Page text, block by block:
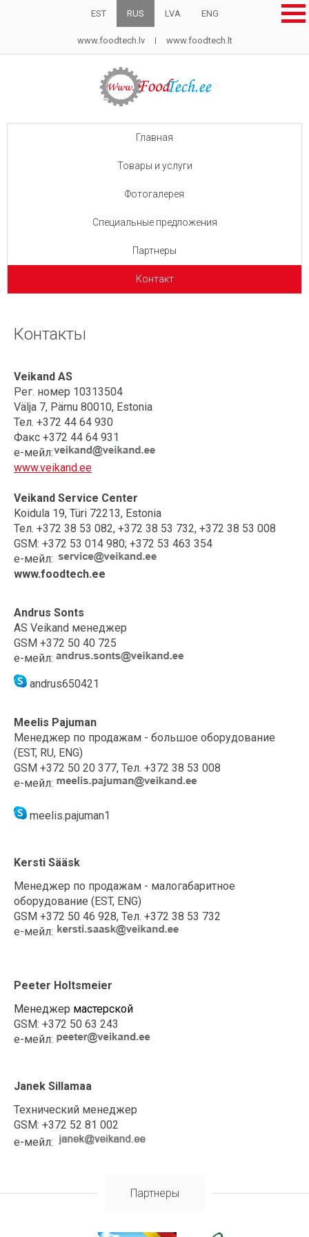
EST RUS LVA ENG
www.foodtech.lv www.foodtech.lt
Главная
Товары и услуги
Фотогалерея
Специальные предложения
Партнеры
Контакт
Контакты
Veikand AS
Рег. номер 10313504
Välja 7, Pärnu 80010, Estonia
Тел. +372 44 64 930
Факс +372 44 64 931
е-мейл:
www.veikand.ee
Veikand Service Center
Koidula 19, Türi 72213, Estonia
Тел. +372 38 53 082, +372 38 53 732, +372 38 53 008
GSM: +372 53 014 980; +372 53 463 354
е-мейл:
www.foodtech.ee
Andrus Sonts
AS Veikand менеджер
GSM +372 50 40 725
е-мейл:
andrus650421
Meelis Pajuman
Менеджер по продажам - большое оборудование
(EST, RU, ENG)
GSM +372 50 20 377, Тел. +372 38 53 008
е-мейл:
meelis.pajuman1
Kersti Sääsk
Менеджер по продажам - малогабаритное
оборудование (EST, ENG)
GSM +372 50 46 928, Тел. +372 38 53 732
е-мейл:
Peeter Holtsmeier
Менеджер мастерской
GSM: +372 50 63 243
е-мейл:
Janek Sillamaa
Технический менеджер
GSM: +372 52 81 002
е-мейл:
Партнеры